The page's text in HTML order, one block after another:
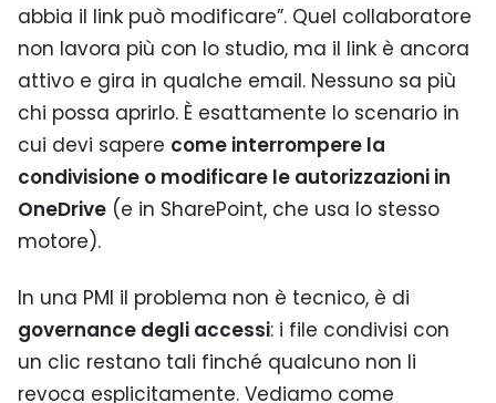
abbia il link può modificare”. Quel collaboratore
non lavora più con lo studio, ma il link è ancora
attivo e gira in qualche email. Nessuno sa più
chi possa aprirlo. È esattamente lo scenario in
cui devi sapere come interrompere la
condivisione o modificare le autorizzazioni in
OneDrive (e in SharePoint, che usa lo stesso
motore).
In una PMI il problema non è tecnico, è di
governance degli accessi: i file condivisi con
un clic restano tali finché qualcuno non li
revoca esplicitamente. Vediamo come